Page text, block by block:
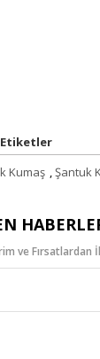
Etiketler
Kumaş ,Şantuk
ve Fırsatlardan